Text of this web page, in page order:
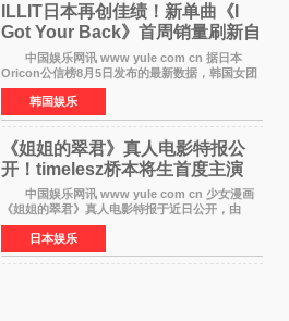
ILLIT日本再创佳绩！新单曲《I
Got Your Back》首周销量刷新自
身纪录
中国娱乐网讯 www yule com cn 据日本
Oricon公信榜8月5日发布的最新数据，韩国女团
ILLIT在日本发行的第二张单曲《I Got Your
Back》首周销量达到71,009张，成功跻身最新一
期周单曲排行
韩国娱乐
《姐姐的翠君》真人电影特报公
开！timelesz桥本将生首度主演
12月4日上映
中国娱乐网讯 www yule com cn 少女漫画
《姐姐的翠君》真人电影特报于近日公开，由
timelesz成员桥本将生担任主演，这也是他首次
担任电影主演，引发高度关注。 女高中生咲
苗翠（中岛瑠菜
日本娱乐